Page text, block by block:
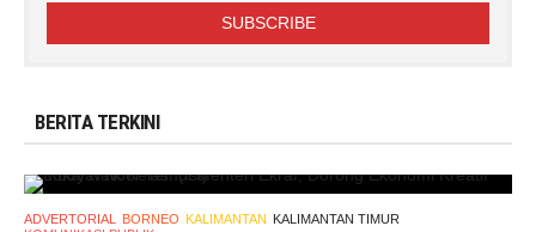
BERITA TERKINI
ADVERTORIAL BORNEO KALIMANTAN KALIMANTAN TIMUR